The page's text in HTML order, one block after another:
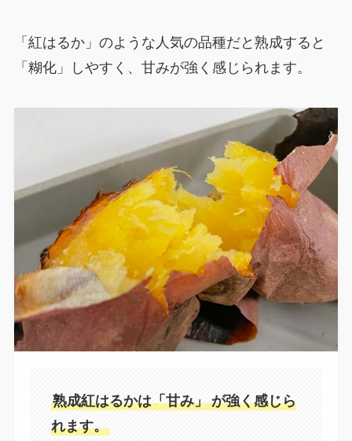
「紅はるか」のような人気の品種だと熟成すると
「糊化」しやすく、甘みが強く感じられます。
熟成紅はるかは「甘み」 が強く感じら
れます。